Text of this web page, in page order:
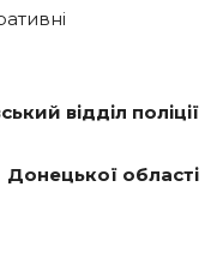
відділ поліції
Донецької області